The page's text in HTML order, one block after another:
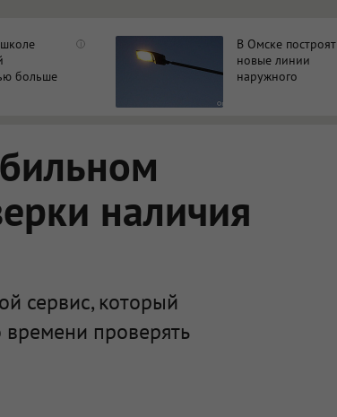
i
больше
В Омске построят
новые линии
наружного
наличия
сервис, который
проверять